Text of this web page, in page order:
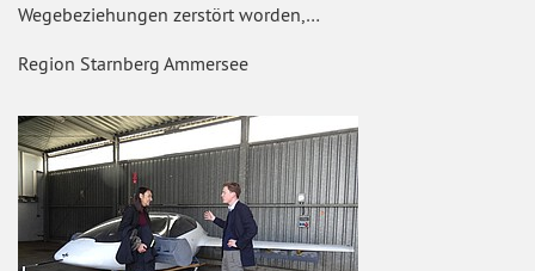
Wegebeziehungen zerstört worden,…
Region Starnberg Ammersee